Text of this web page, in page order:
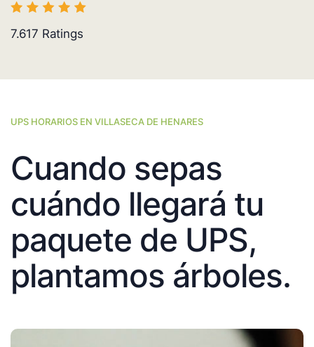
7.617 Ratings
UPS HORARIOS EN VILLASECA DE HENARES
Cuando sepas
cuándo llegará tu
paquete de UPS,
plantamos árboles.